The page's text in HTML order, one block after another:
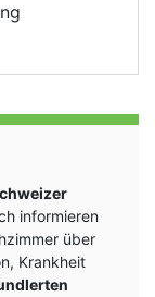
informieren
über
Krankheit